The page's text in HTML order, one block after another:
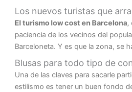
Los nuevos turistas que
El turismo low cost en Barcelona,
paciencia de los vecinos del
Barceloneta. Y es que la zona, se
Blusas para todo tipo de
Una de las claves para sacarle
estilismo es tener un buen fondo